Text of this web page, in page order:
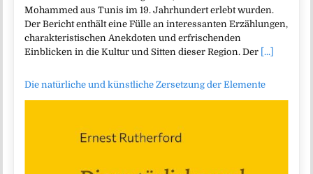
Mohammed aus Tunis im 19. Jahrhundert erlebt wurden.
Der Bericht enthält eine Fülle an interessanten Erzählungen,
charakteristischen Anekdoten und erfrischenden
Einblicken in die Kultur und Sitten dieser Region. Der [...]
Die natürliche und künstliche Zersetzung der Elemente